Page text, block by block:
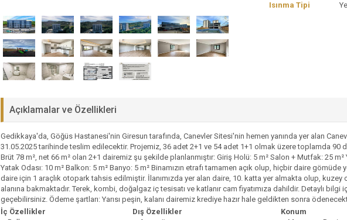
Isınma Tipi
Açıklamalar ve Özellikleri
Gedikkaya'da, Göğüs Hastanesi'nin Giresun tarafında, Canevler Sitesi'nin hemen yanında yer alan
31.05.2025 tarihinde teslim edilecektir. Projemiz, 36 adet 2+1 ve 54 adet 1+1 olmak üzere toplamda 90
Brüt 78 m², net 66 m² olan 2+1 dairemiz şu şekilde planlanmıştır: Giriş Holü: 5 m² Salon + Mutfak: 25 m²
Yatak Odası: 10 m² Balkon: 5 m² Banyo: 5 m² Binamızın etrafı tamamen açık olup, hiçbir daire gömüde
daire için 1 araçlık otopark tahsis edilmiştir. İlanımızda yer alan daire, 10. katta yer almakta olup, kuzey
alanına bakmaktadır. Terek, kombi, doğalgaz iç tesisatı ve katlanır cam fiyatımıza dahildir. Detaylı
geçebilirsiniz. Ödeme şartları: Yarısı peşin, kalanı dairemiz krediye hazır hale geldikten sonra
İç Özellikler
Dış Özellikler
Konum